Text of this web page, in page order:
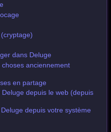
dans Deluge
anciennement
en partage
depuis le web (depuis
depuis votre système